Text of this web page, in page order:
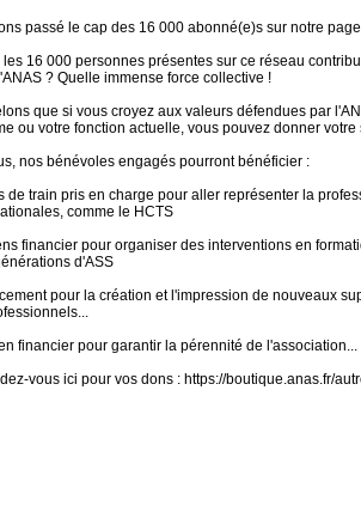
passé le cap des 16 000 abonné(e)s sur notre
les 16 000 personnes présentes sur ce réseau
? Quelle immense force collective !
que si vous croyez aux valeurs défendues par
ou votre fonction actuelle, vous pouvez donner votre
nos bénévoles engagés pourront bénéficier :
de train pris en charge pour aller représenter la
comme le HCTS
financier pour organiser des interventions en
d'ASS
pour la création et l'impression de nouveaux
financier pour garantir la pérennité de l'association...
vous ici pour vos dons : https://boutique.anas.fr/